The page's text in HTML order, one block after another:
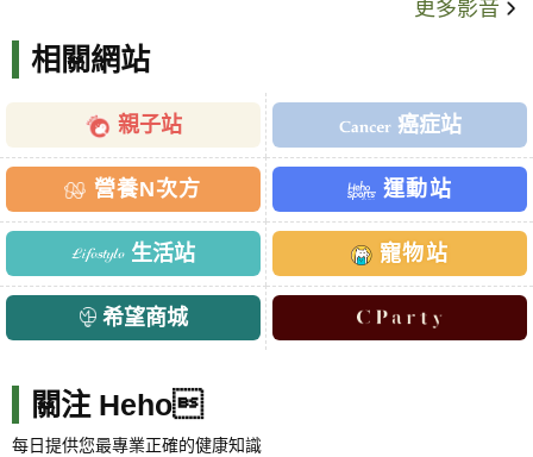
更多影音
相關網站
親子站 癌症站
營養N次方 運動站
生活站 寵物站
希望商城
關注 Heho
每日提供您最專業正確的健康知識